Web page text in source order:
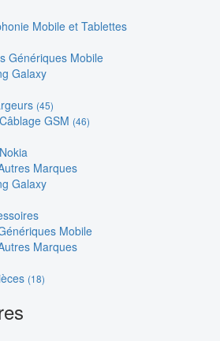
Mobile et Tablettes
Génériques Mobile
Galaxy
(45)
GSM (46)
Marques
Galaxy
Mobile
Marques
(18)